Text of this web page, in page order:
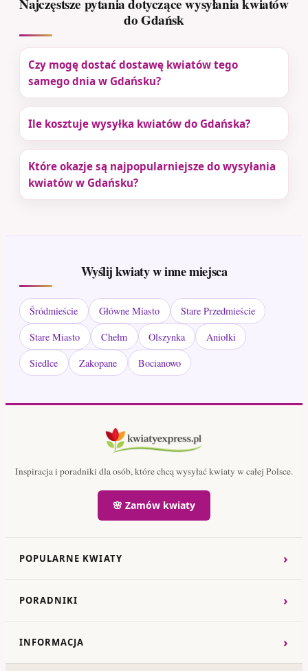
do Gdańsk
Czy mogę dostać dostawę kwiatów tego
samego dnia w Gdańsku?
Ile kosztuje wysyłka kwiatów do Gdańska?
Które okazje są najpopularniejsze do wysyłania
kwiatów w Gdańsku?
Wyślij kwiaty w inne miejsca
Śródmieście Główne Miasto
Stare Przedmieście
Stare Miasto
Chełm Olszynka
Aniołki
Siedlce
Zakopane Bocianowo
Inspiracja i poradniki dla osób, które chcą wysyłać kwiaty w całej Polsce.
🌸 Zamów kwiaty
POPULARNE KWIATY ›
PORADNIKI ›
INFORMACJA ›